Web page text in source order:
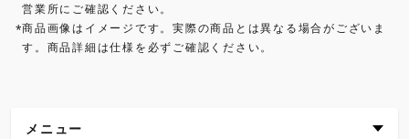
営業所にご確認ください。
*商品画像はイメージです。実際の商品とは異なる場合がございま
す。商品詳細は仕様を必ずご確認ください。
メニュー